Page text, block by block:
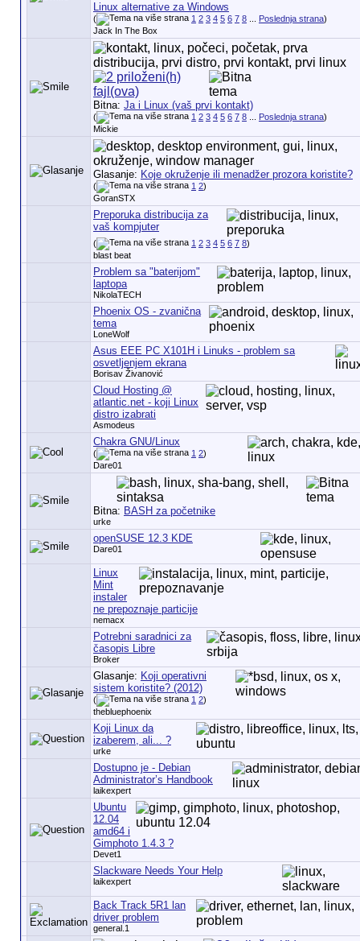
Linux alternative za Windows
( 1 2 3 4 5 6 7 8... Poslednja strana)
Jack In The Box
Bitna: Ja i Linux (vaš prvi kontakt)
( 1 2 3 4 5 6 7 8... Poslednja strana)
Mickie
Glasanje: Koje okruženje ili menadžer prozora koristite?
( 1 2)
GoranSTX
Preporuka distribucija za
vaš kompjuter
( 1 2 3 4 5 6 7 8)
blast beat
Problem sa "baterijom"
laptopa
NikolaTECH
Phoenix OS - zvanična
tema
LoneWolf
Asus EEE PC X101H i Linuks - problem sa
osvetljenjem ekrana
Borisav Živanović
Cloud Hosting @
atlantic.net - koji Linux
distro izabrati
Asmodeus
Chakra GNU/Linux
( 1 2)
Dare01
Bitna: BASH za početnike
urke
openSUSE 12.3 KDE
Dare01
Linux
Mint
instaler
ne prepoznaje particije
nemacx
Potrebni saradnici za
časopis Libre
Broker
Glasanje: Koji operativni
sistem koristite? (2012)
( 1 2)
thebluephoenix
Koji Linux da
izaberem, ali... ?
urke
Dostupno je - Debian
Administrator’s Handbook
laikexpert
Ubuntu
12.04
amd64 i
Gimphoto 1.4.3 ?
Devet1
Slackware Needs Your Help
laikexpert
Back Track 5R1 lan
driver problem
general.1